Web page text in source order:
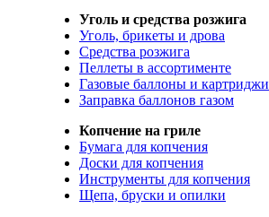
Уголь и средства розжига
Уголь, брикеты и дрова
Средства розжига
Пеллеты в ассортименте
Газовые баллоны и картриджи
Заправка баллонов газом
Копчение на гриле
Бумага для копчения
Доски для копчения
Инструменты для копчения
Щепа, бруски и опилки